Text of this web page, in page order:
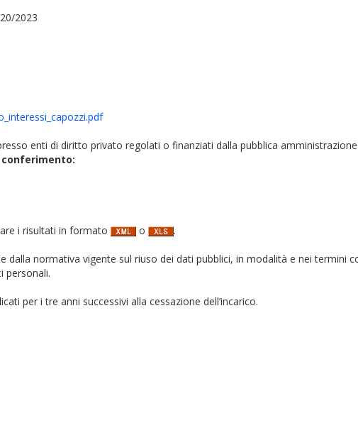
2023
enti di diritto privato regolati o finanziati dalla pubblica
i risultati in formato o .
dalla normativa vigente sul riuso dei dati pubblici, in modalità e nei termini
personali.
per i tre anni successivi alla cessazione dell’incarico.